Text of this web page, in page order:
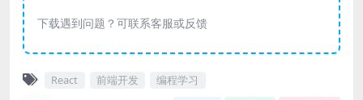
下载遇到问题？可联系客服或反馈
React 前端开发 编程学习